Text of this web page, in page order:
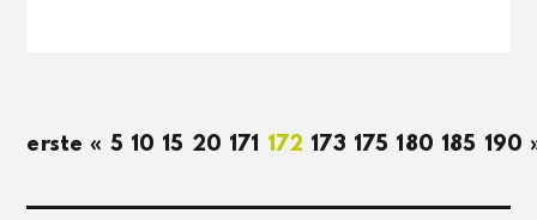
erste « 5 10 15 20 171 172 173 175 180 185 190